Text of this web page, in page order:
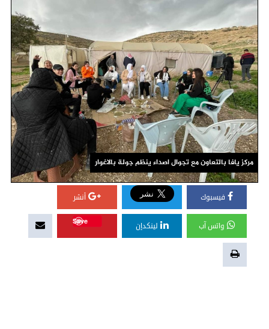
مركز يافا بالتعاون مع تجوال اصداء ينظم جولة بالاغوار
فيسبوك أنشر
واتس آب لينكدإن
Save